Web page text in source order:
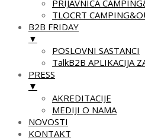
PRIJAVNICA
TLOCRT
B2B FRIDAY
▼
POSLOVNI SASTANCI
TalkB2B APLIKACIJA
PRESS
▼
AKREDITACIJE
MEDIJI O NAMA
NOVOSTI
KONTAKT